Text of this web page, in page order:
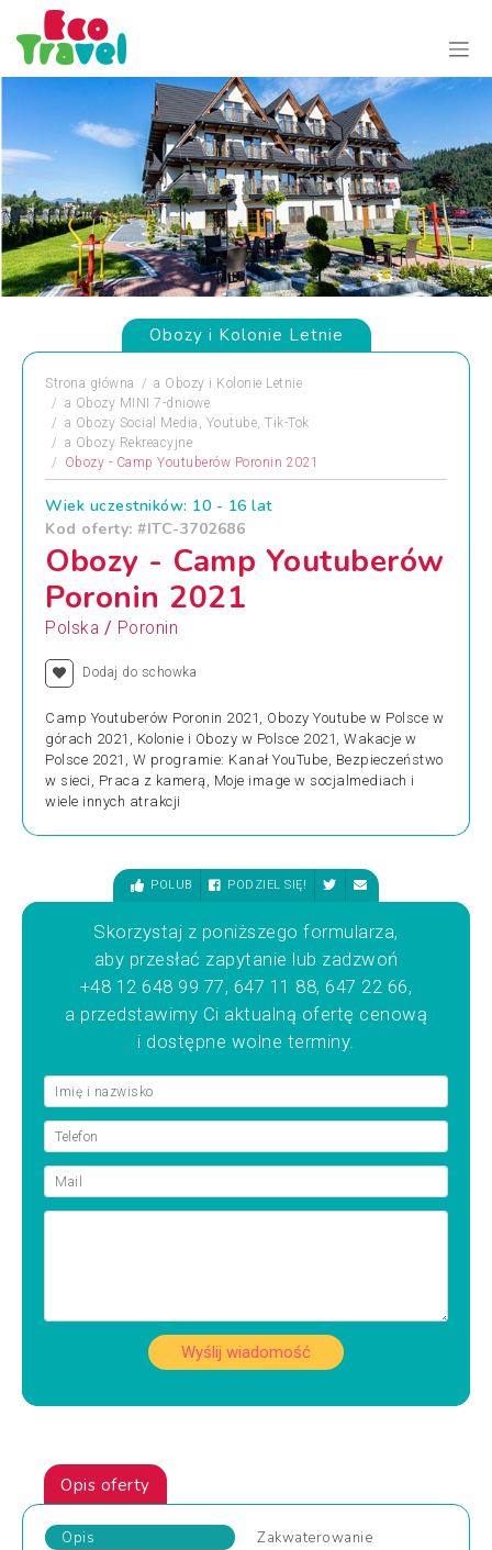
Obozy i Kolonie Letnie
Strona główna a Obozy i Kolonie Letnie
a Obozy MINI 7-dniowe
a Obozy Social Media, Youtube, Tik-Tok
a Obozy Rekreacyjne
Obozy - Camp Youtuberów Poronin 2021
Wiek uczestników: 10 - 16 lat
Kod oferty: #ITC-3702686
Obozy - Camp Youtuberów
Poronin 2021
Polska / Poronin
Dodaj do schowka
Camp Youtuberów Poronin 2021, Obozy Youtube w Polsce w
górach 2021, Kolonie i Obozy w Polsce 2021, Wakacje w
Polsce 2021, W programie: Kanał YouTube, Bezpieczeństwo
w sieci, Praca z kamerą, Moje image w socjalmediach i
wiele innych atrakcji
POLUB PODZIEL SIĘ!
Skorzystaj z poniższego formularza,
aby przesłać zapytanie lub zadzwoń
+48 12 648 99 77, 647 11 88, 647 22 66,
a przedstawimy Ci aktualną ofertę cenową
i dostępne wolne terminy.
Wyślij wiadomość
Opis oferty
Opis
Zakwaterowanie